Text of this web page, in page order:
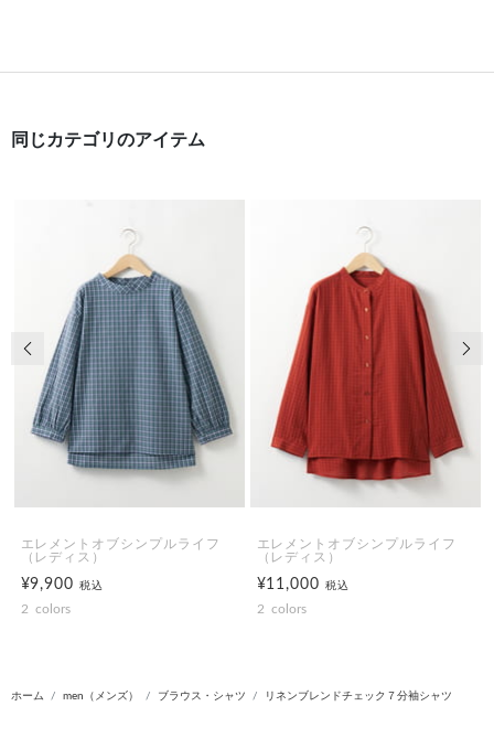
同じカテゴリのアイテム
エレメントオブシンプルライフ
（レディス）
¥9,900税込
2 colors
エレメントオブシンプルライフ
（レディス）
¥11,000税込
2 colors
前の画像
ホーム men（メンズ） ブラウス・シャツ リネンブレンドチェック７分袖シャツ